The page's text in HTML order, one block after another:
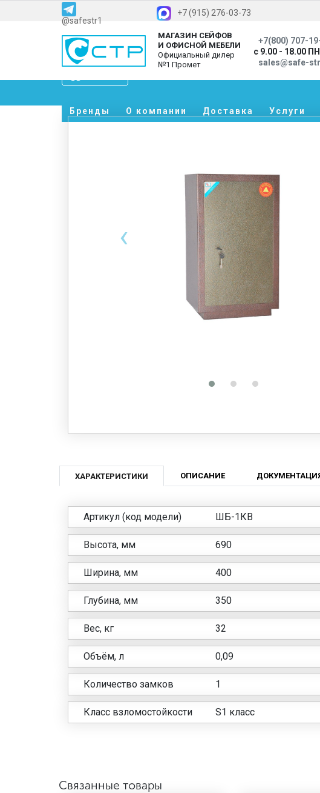
@safestr1
+7 (915) 276-03-73
МАГАЗИН СЕЙФОВ
И ОФИСНОЙ МЕБЕЛИ
Официальный дилер
№1 Промет
+7(800) 707-
с 9.00 - 18.00
sales@safe-
Бренды О компании Доставка Услуги
‹
ХАРАКТЕРИСТИКИ ОПИСАНИЕ
Артикул (код модели) ШБ-1КВ
Высота, мм 690
Ширина, мм 400
Глубина, мм 350
Вес, кг 32
Объём, л 0,09
Количество замков 1
Класс взломостойкости S1 класс
Связанные товары